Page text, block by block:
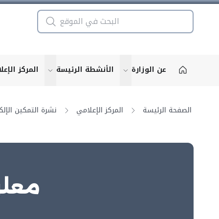
عن الوزارة show submenu for "More"
الأنشطة الرئيسة for "More"
المركز
الصفحة الرئيسة المركز الإعلامي